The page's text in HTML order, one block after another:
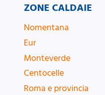
ZONE CALDAIE
Nomentana
Eur
Monteverde
Centocelle
Roma e provincia